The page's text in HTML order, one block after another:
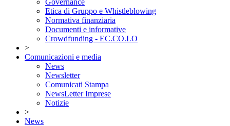
Governance
Etica di Gruppo e Whistleblowing
Normativa finanziaria
Documenti e informative
Crowdfunding - EC.CO.LO
>
Comunicazioni e media
News
Newsletter
Comunicati Stampa
NewsLetter Imprese
Notizie
>
News